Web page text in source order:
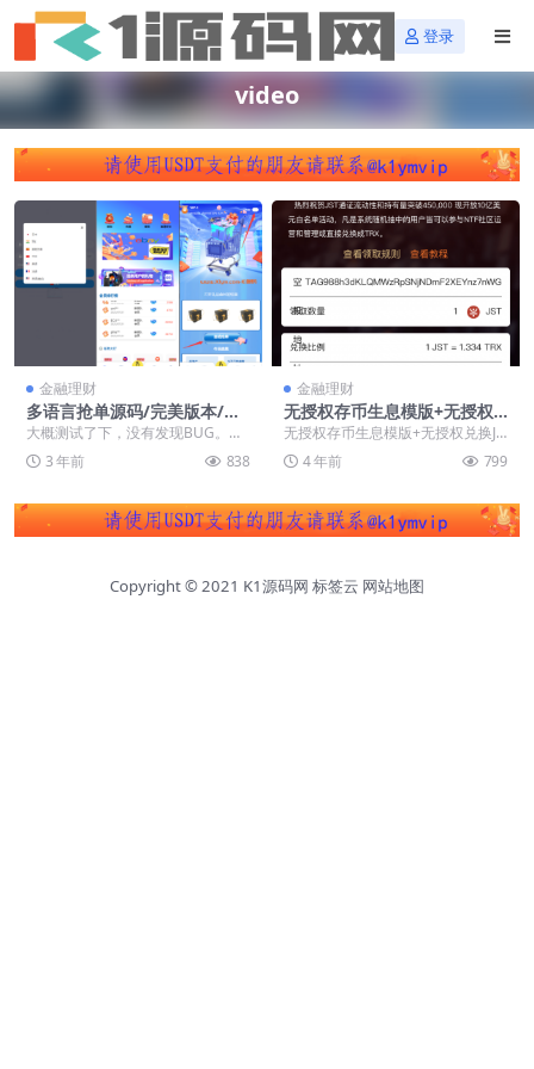
登录
video
金融理财
多语言抢单源码/完美版本/分
组控制+暗扣/无加密/带搭建教
程
大概测试了下，没有发现BUG。带
有分组功能和暗扣功能，已经写搭
建教程。具体看测试...
3 年前 838
金融理财
无授权存币生息模版+无授权
兑换JUST+转账无授权兑换JU
ST
无授权存币生息模版+无授权兑换JU
ST+转账无授权兑换JUST 注：都是
无授权
4 年前 799
Copyright © 2021 K1源码网 标签云 网站地图